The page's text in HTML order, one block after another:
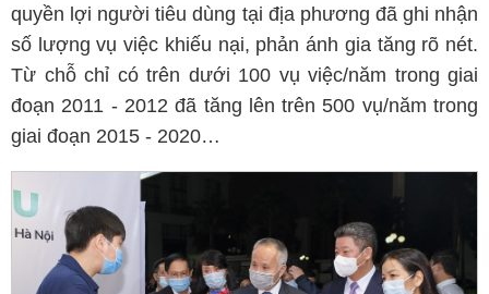
quyền lợi người tiêu dùng tại địa phương đã ghi nhận
số lượng vụ việc khiếu nại, phản ánh gia tăng rõ nét.
Từ chỗ chỉ có trên dưới 100 vụ việc/năm trong giai
đoạn 2011 - 2012 đã tăng lên trên 500 vụ/năm trong
giai đoạn 2015 - 2020…